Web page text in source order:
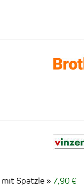
Spätzle 7,90 €